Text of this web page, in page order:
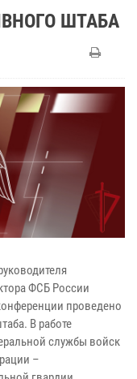
ШТАБА
ФСБ России
проведено
В работе
службы войск
–